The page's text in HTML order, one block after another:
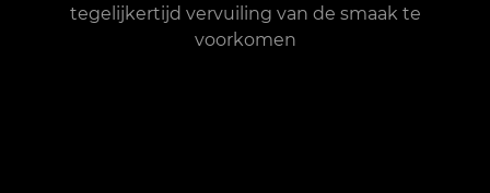
tegelijkertijd vervuiling van de smaak te
voorkomen